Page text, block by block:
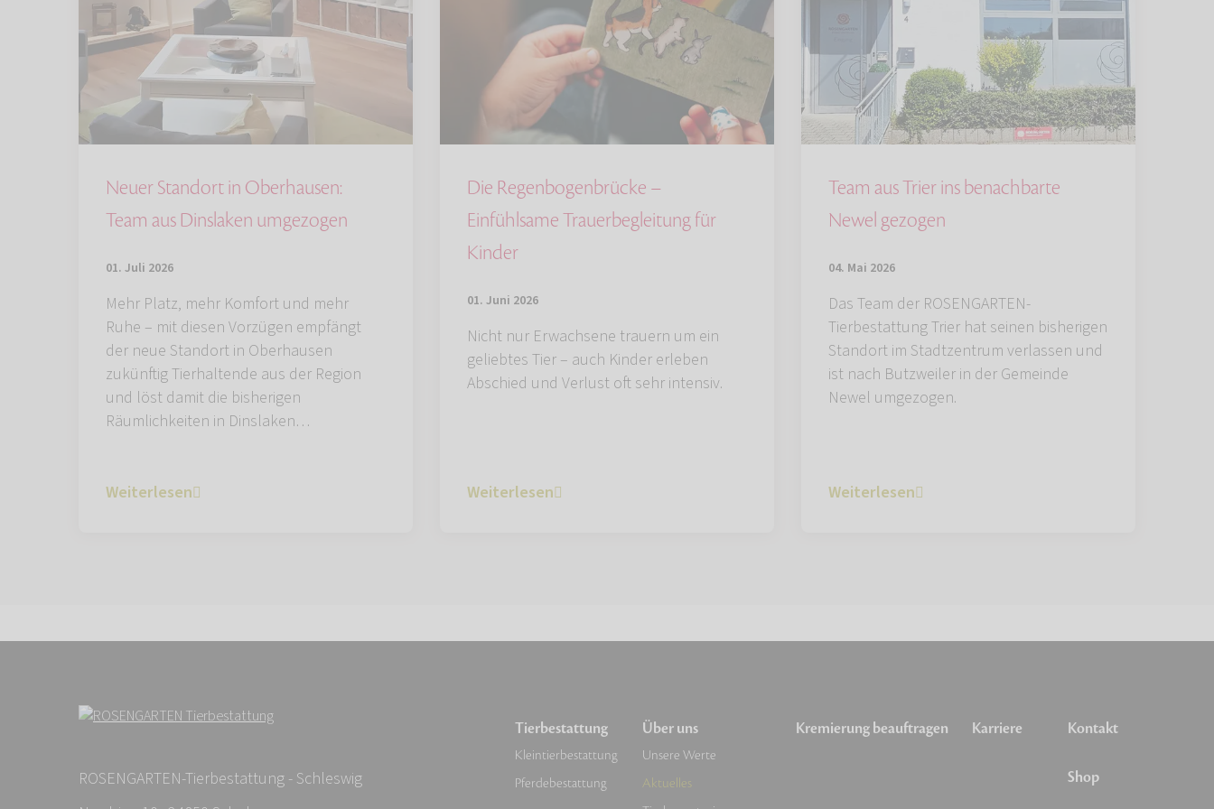
Neuer Standort in Oberhausen:
Team aus Dinslaken umgezogen
01. Juli 2026
Mehr Platz, mehr Komfort und mehr
Ruhe – mit diesen Vorzügen empfängt
der neue Standort in Oberhausen
zukünftig Tierhaltende aus der Region
und löst damit die bisherigen
Räumlichkeiten in Dinslaken…
Weiterlesen
Die Regenbogenbrücke –
Einfühlsame Trauerbegleitung für
Kinder
01. Juni 2026
Nicht nur Erwachsene trauern um ein
geliebtes Tier – auch Kinder erleben
Abschied und Verlust oft sehr intensiv.
Weiterlesen
Team aus Trier ins benachbarte
Newel gezogen
04. Mai 2026
Das Team der ROSENGARTEN-
Tierbestattung Trier hat seinen bisherigen
Standort im Stadtzentrum verlassen und
ist nach Butzweiler in der Gemeinde
Newel umgezogen.
Weiterlesen
ROSENGARTEN-Tierbestattung - Schleswig
Tierbestattung
Kleintierbestattung
Pferdebestattung
Über uns
Unsere Werte
Aktuelles
Kremierung beauftragen Karriere Kontakt
Shop